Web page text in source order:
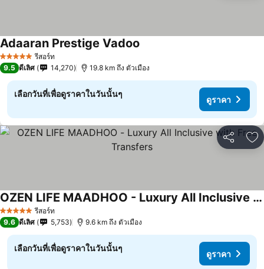
5 ดาว รีสอร์ท
Adaaran Prestige Vadoo
9.5 ดีเลิศ 14,270 19.8 km ถึง ตัวเมือง
เลือกวันที่เพื่อดูราคาในวันนั้นๆ
ดูราคา
แชร์ เ
5 ดาว รีสอร์ท
OZEN LIFE MAADHOO - Luxury All Inclusive with Free Transfers
9.6 ดีเลิศ 5,753 9.6 km ถึง ตัวเมือง
เลือกวันที่เพื่อดูราคาในวันนั้นๆ
ดูราคา